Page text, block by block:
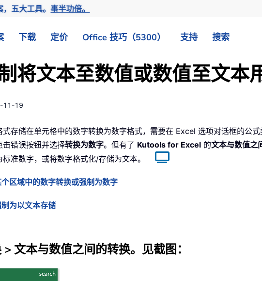
五大工具。事半功倍。
下载 定价 Office 技巧（5300） 支持 搜索
将文本至数值或数值至文本
11-19
存储在单元格中的数字转换为数字格式，需要在 Excel 选项对话框的公
击错误按钮并选择转换为数字。但有了 Kutools for Excel 的文本与数值之
准数字，或将数字格式化/存储为文本。
区域中的数字转换或强制为数字
为以文本存储
> 文本与数值之间的转换。见截图：